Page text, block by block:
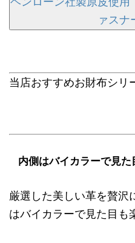
ァスナ
当店おすすめお財布シリ
内側はバイカラーで見た
厳選した美しい革を贅沢
はバイカラーで見た目も